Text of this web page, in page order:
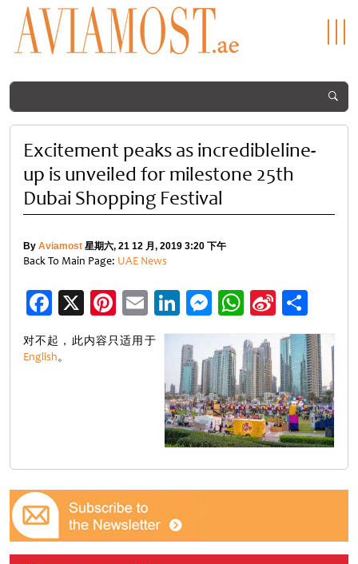
Excitement peaks as incredibleline-
up is unveiled for milestone 25th
Dubai Shopping Festival
By Aviamost 星期六, 21 12 月, 2019 3:20 下午
Back To Main Page: UAE News
Facebook
X Pinterest
EmailLinkedIn
Messenger
WhatsApp
Sina
Weibo
享
对不起，此内容只适用于
English。